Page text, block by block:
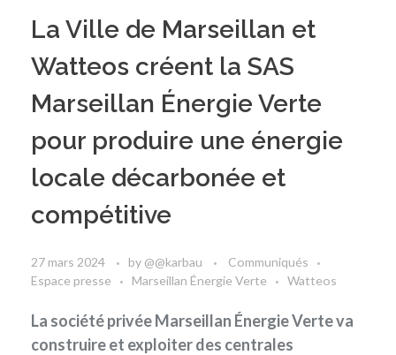
La Ville de Marseillan et
Watteos créent la SAS
Marseillan Énergie Verte
pour produire une énergie
locale décarbonée et
compétitive
27 mars 2024 by @@karbau
Communiqués
Espace presse
Marseillan Énergie Verte Watteos
La société privée Marseillan Énergie Verte va
construire et exploiter des centrales